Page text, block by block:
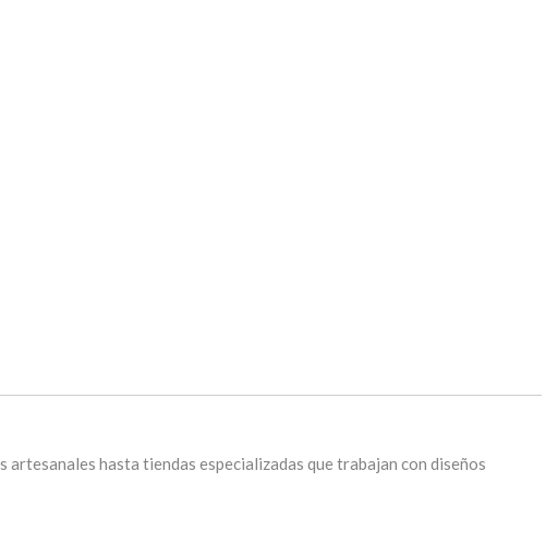
hasta tiendas especializadas que trabajan con diseños